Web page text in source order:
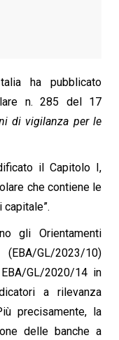
ha pubblicato
n. 285 del 17
di vigilanza per le
il Capitolo I,
che contiene le
gli Orientamenti
GL/2023/10)
GL/2020/14 in
a rilevanza
precisamente, la
delle banche a